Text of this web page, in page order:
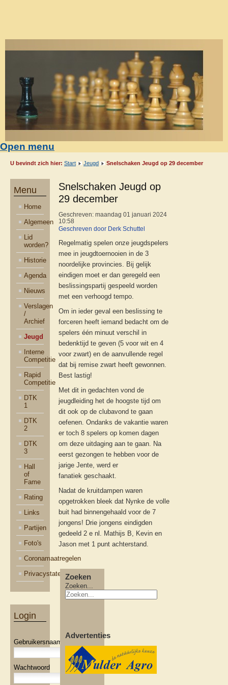
Open menu
U bevindt zich hier: Start Jeugd Snelschaken Jeugd op 29 december
Menu
Home
Algemeen
Lid
worden?
Historie
Agenda
Nieuws
Verslagen
/
Archief
Jeugd
Interne
Competitie
Rapid
Competitie
DTK
1
DTK
2
DTK
3
Hall
of
Fame
Rating
Links
Partijen
Foto's
Coronamaatregelen
Privacystatement
Login
Gebruikersnaam
Wachtwoord
Snelschaken Jeugd op
29 december
Geschreven: maandag 01 januari 2024
10:58
Geschreven door Derk Schuttel
Regelmatig spelen onze jeugdspelers
mee in jeugdtoernooien in de 3
noordelijke provincies. Bij gelijk
eindigen moet er dan geregeld een
beslissingspartij gespeeld worden
met een verhoogd tempo.
Om in ieder geval een beslissing te
forceren heeft iemand bedacht om de
spelers één minuut verschil in
bedenktijd te geven (5 voor wit en 4
voor zwart) en de aanvullende regel
dat bij remise zwart heeft gewonnen.
Best lastig!
Met dit in gedachten vond de
jeugdleiding het de hoogste tijd om
dit ook op de clubavond te gaan
oefenen. Ondanks de vakantie waren
er toch 8 spelers op komen dagen
om deze uitdaging aan te gaan. Na
eerst gezongen te hebben voor de
jarige Jente, werd er
fanatiek geschaakt.
Nadat de kruitdampen waren
opgetrokken bleek dat Nynke de volle
buit had binnengehaald voor de 7
jongens! Drie jongens eindigden
gedeeld 2 e nl. Mathijs B, Kevin en
Jason met 1 punt achterstand.
Zoeken
Zoeken...
Advertenties